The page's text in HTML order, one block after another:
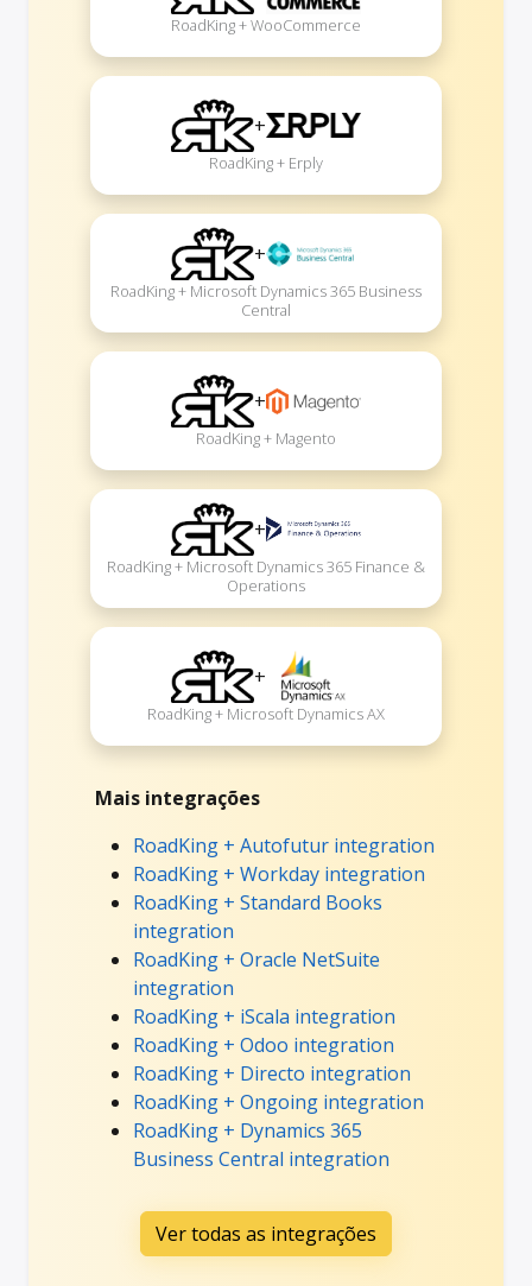
RoadKing + WooCommerce
+
RoadKing + Erply
+
RoadKing + Microsoft Dynamics 365 Business
Central
+
RoadKing + Magento
+
RoadKing + Microsoft Dynamics 365 Finance &
Operations
+
RoadKing + Microsoft Dynamics AX
Mais integrações
RoadKing + Autofutur integration
RoadKing + Workday integration
RoadKing + Standard Books
integration
RoadKing + Oracle NetSuite
integration
RoadKing + iScala integration
RoadKing + Odoo integration
RoadKing + Directo integration
RoadKing + Ongoing integration
RoadKing + Dynamics 365
Business Central integration
Ver todas as integrações